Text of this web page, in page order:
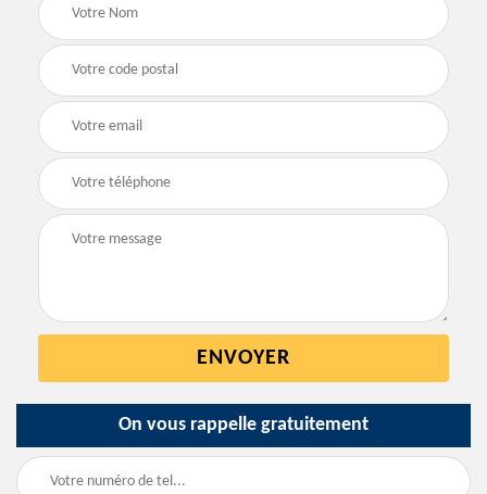
On vous rappelle gratuitement